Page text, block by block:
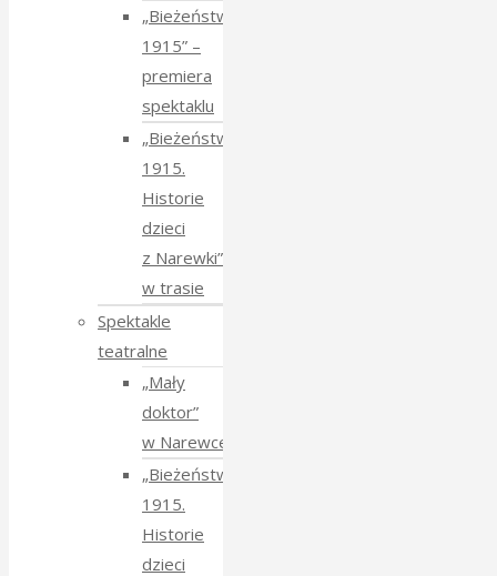
„Bieżeństwo
1915” –
premiera
spektaklu
„Bieżeństwo
1915.
Historie
dzieci
z Narewki”
w trasie
Spektakle
teatralne
„Mały
doktor”
w Narewce
„Bieżeństwo
1915.
Historie
dzieci